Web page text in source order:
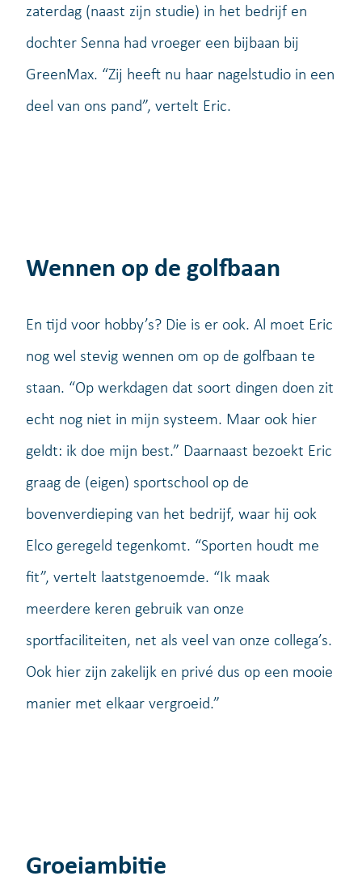
zaterdag (naast zijn studie) in het bedrijf en
dochter Senna had vroeger een bijbaan bij
GreenMax. “Zij heeft nu haar nagelstudio in een
deel van ons pand”, vertelt Eric.
Wennen op de golfbaan
En tijd voor hobby’s? Die is er ook. Al moet Eric
nog wel stevig wennen om op de golfbaan te
staan. “Op werkdagen dat soort dingen doen zit
echt nog niet in mijn systeem. Maar ook hier
geldt: ik doe mijn best.” Daarnaast bezoekt Eric
graag de (eigen) sportschool op de
bovenverdieping van het bedrijf, waar hij ook
Elco geregeld tegenkomt. “Sporten houdt me
fit”, vertelt laatstgenoemde. “Ik maak
meerdere keren gebruik van onze
sportfaciliteiten, net als veel van onze collega’s.
Ook hier zijn zakelijk en privé dus op een mooie
manier met elkaar vergroeid.”
Groeiambitie